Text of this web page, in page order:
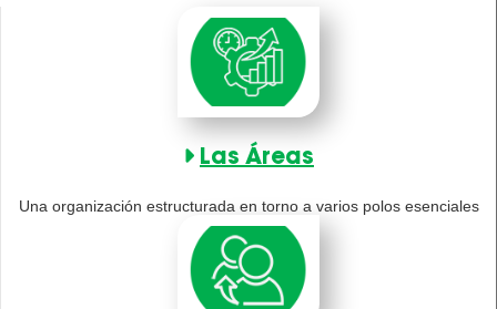
Las Áreas
Una organización estructurada en torno a varios polos esenciales